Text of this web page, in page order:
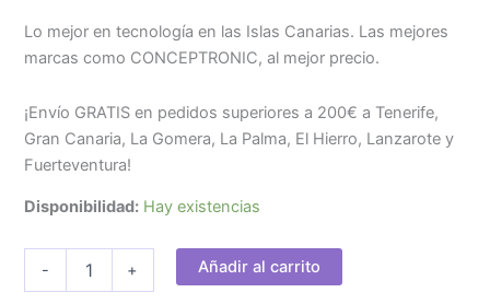
Lo mejor en tecnología en las Islas Canarias. Las mejores
marcas como CONCEPTRONIC, al mejor precio.
¡Envío GRATIS en pedidos superiores a 200€ a Tenerife,
Gran Canaria, La Gomera, La Palma, El Hierro, Lanzarote y
Fuerteventura!
Disponibilidad: Hay existencias
- + Añadir al carrito